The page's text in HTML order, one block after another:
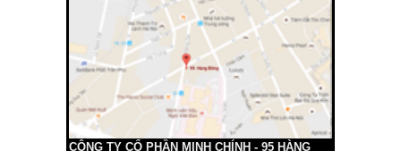
CÔNG TY CỔ PHẦN MINH CHÍNH - 95 HÀNG